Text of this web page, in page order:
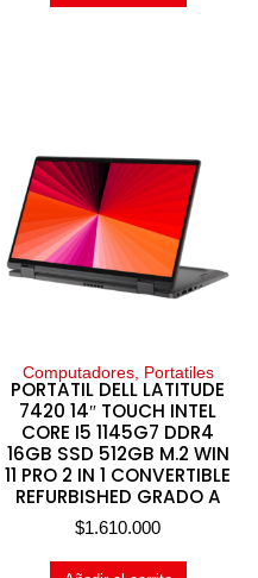
Computadores, Portatiles
PORTATIL DELL LATITUDE
7420 14″ TOUCH INTEL
CORE I5 1145G7 DDR4
16GB SSD 512GB M.2 WIN
11 PRO 2 IN 1 CONVERTIBLE
REFURBISHED GRADO A
$1.610.000